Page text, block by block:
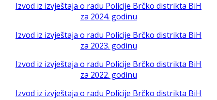
Izvod iz izvještaja o radu Policije Brčko distrikta BiH
za 2024. godinu
Izvod iz izvještaja o radu Policije Brčko distrikta BiH
za 2023. godinu
Izvod iz izvještaja o radu Policije Brčko distrikta BiH
za 2022. godinu
Izvod iz izvještaja o radu Policije Brčko distrikta BiH